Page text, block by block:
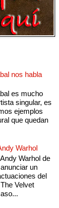
nos habla
es mucho
singular, es
ejemplos
que quedan
Warhol
Warhol de
un
del
Velvet